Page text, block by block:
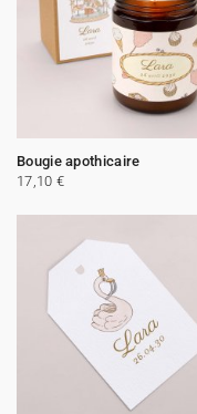
Bougie apothicaire
17,10 €